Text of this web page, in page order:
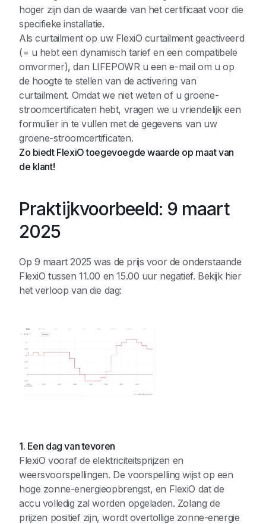
hoger zijn dan de waarde van het certificaat voor die
specifieke installatie.
Als curtailment op uw FlexiO curtailment geactiveerd
(= u hebt een dynamisch tarief en een compatibele
omvormer), dan LIFEPOWR u een e-mail om u op
de hoogte te stellen van de activering van
curtailment. Omdat we niet weten of u groene-
stroomcertificaten hebt, vragen we u vriendelijk een
formulier in te vullen met de gegevens van uw
groene-stroomcertificaten.
Zo biedt FlexiO toegevoegde waarde op maat van
de klant!
Praktijkvoorbeeld: 9 maart
2025
Op 9 maart 2025 was de prijs voor de onderstaande
FlexiO tussen 11.00 en 15.00 uur negatief. Bekijk hier
het verloop van die dag:
1. Een dag van tevoren
FlexiO vooraf de elektriciteitsprijzen en
weersvoorspellingen. De voorspelling wijst op een
hoge zonne-energieopbrengst, en FlexiO dat de
accu volledig zal worden opgeladen. Zolang de
prijzen positief zijn, wordt overtollige zonne-energie